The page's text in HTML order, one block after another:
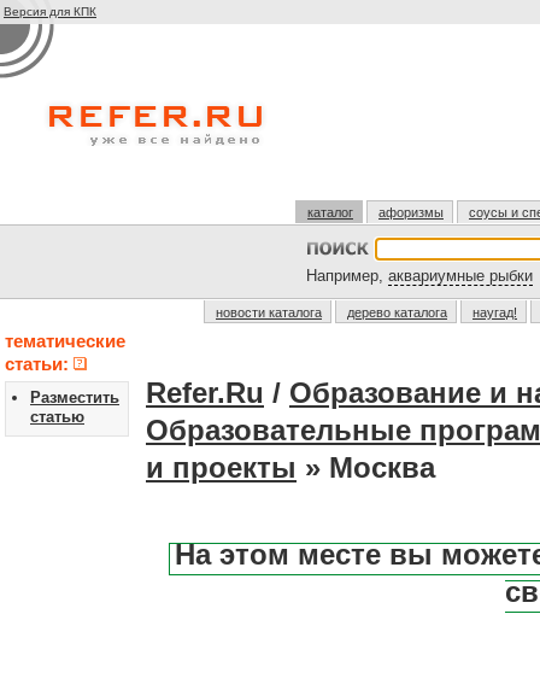
Версия для КПК
каталог афоризмы соусы и
Например, аквариумные рыбки
новости каталога дерево каталога наугад!
тематические
статьи:
Разместить
статью
Refer.Ru / Образование и
Образовательные
и проекты » Москва
На этом месте вы